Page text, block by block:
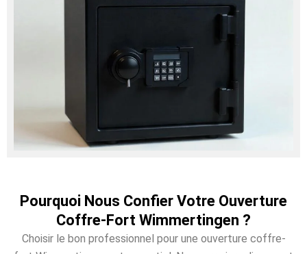
Pourquoi Nous Confier Votre Ouverture
Coffre-Fort Wimmertingen ?
Choisir le bon professionnel pour une ouverture coffre-